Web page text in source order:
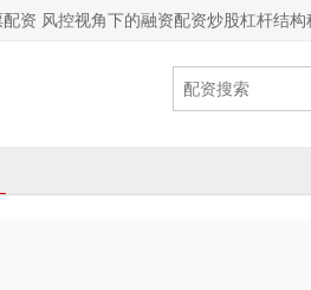
资 风控视角下的融资配资炒股杠杆结